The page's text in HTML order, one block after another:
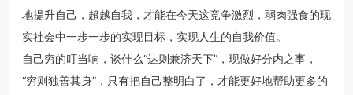
地提升自己，超越自我，才能在今天这竞争激烈，弱肉强食的现
实社会中一步一步的实现目标，实现人生的自我价值。
自己穷的叮当响，谈什么“达则兼济天下”，现做好分内之事，
“穷则独善其身”，只有把自己整明白了，才能更好地帮助更多的